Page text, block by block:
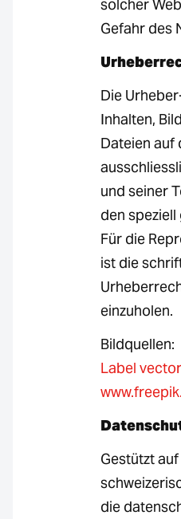
solcher
Gefahr des
Die
Inhalten,
Dateien auf
und seiner
den
Für die
ist die
einzuholen.
Bildquellen:
Label
Gestützt
die